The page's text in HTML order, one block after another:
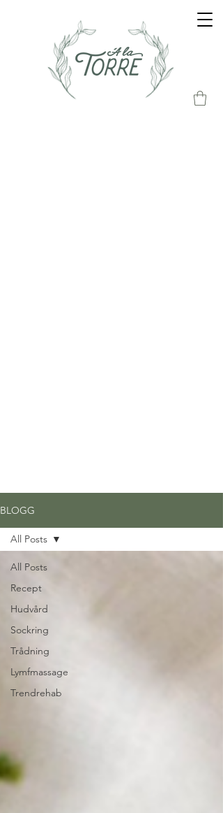
BLOGG
All Posts
Recept
Hudvård
Sockring
Trådning
Lymfmassage
Trendrehab
All Posts